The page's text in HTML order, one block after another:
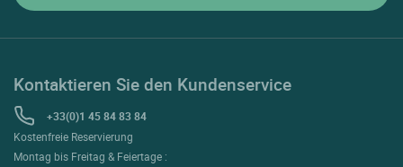
Kontaktieren Sie den Kundenservice
+33(0)1 45 84 83 84
Kostenfreie Reservierung
Montag bis Freitag & Feiertage :